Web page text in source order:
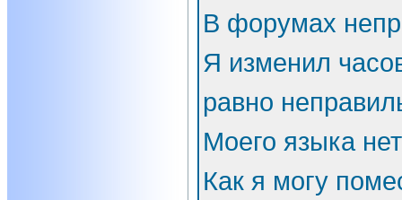
В форумах
Я изменил
равно
Моего языка
Как я могу